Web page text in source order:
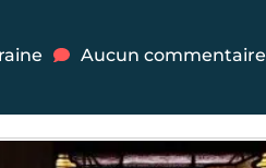
Aucun commentaire